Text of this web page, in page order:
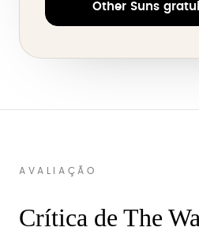
Other Suns
AVALIAÇÃO
Crítica de The